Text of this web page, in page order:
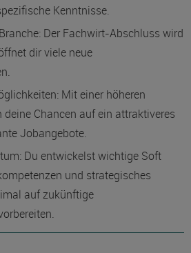
Kenntnisse.
Der Fachwirt-Abschluss wird
dir viele neue
Mit einer höheren
Chancen auf ein attraktiveres
Jobangebote.
Du entwickelst wichtige Soft
und strategisches
auf zukünftige